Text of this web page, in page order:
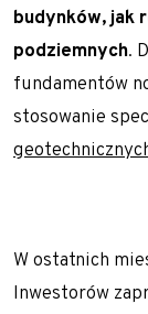
budynków, jak
podziemnych.
fundamentów
stosowanie
W ostatnich
Inwestorów